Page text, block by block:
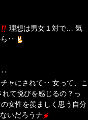
理想は男女１対で… 気
ら‥
‥
ャにされて‥ 女って、こ
て悦びを感じるの？っ
女性を羨ましく思う自分
いだろうナ